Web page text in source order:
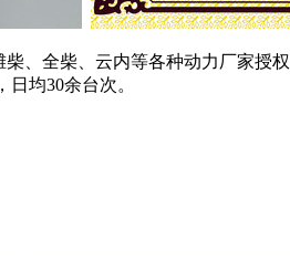
柴、全柴、云内等各种动力厂家授权
均30余台次。